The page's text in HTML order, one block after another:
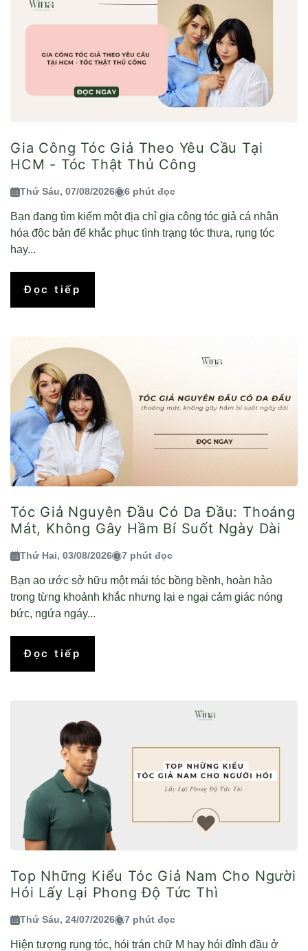
Gia Công Tóc Giả Theo Yêu Cầu Tại
HCM - Tóc Thật Thủ Công
Thứ Sáu, 07/08/2026 6 phút đọc
Bạn đang tìm kiếm một địa chỉ gia công tóc giả cá nhân
hóa độc bản để khắc phục tình trạng tóc thưa, rụng tóc
hay...
Đọc tiếp
Tóc Giả Nguyên Đầu Có Da Đầu: Thoáng
Mát, Không Gây Hầm Bí Suốt Ngày Dài
Thứ Hai, 03/08/2026 7 phút đọc
Bạn ao ước sở hữu một mái tóc bồng bềnh, hoàn hảo
trong từng khoảnh khắc nhưng lại e ngại cảm giác nóng
bức, ngứa ngáy...
Đọc tiếp
Top Những Kiểu Tóc Giả Nam Cho Người
Hói Lấy Lại Phong Độ Tức Thì
Thứ Sáu, 24/07/2026 7 phút đọc
Hiện tượng rụng tóc, hói trán chữ M hay hói đỉnh đầu ở